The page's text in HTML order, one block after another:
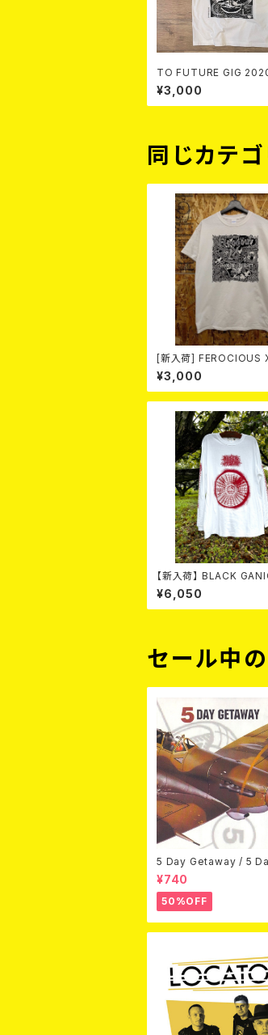
TO FUTURE GIG
e T-shirt
¥3,000
同じカテ
[新入荷] FEROCIOUS
Vilken Rätt (T-shirt/
Size:L)
¥3,000
【新入荷】 BLACK
ON MANDARA L/S T-
(WHITE BODY X RED
¥6,050
セール中
5 Day Getaway / 5
way (CDEP)
¥740
50%OFF